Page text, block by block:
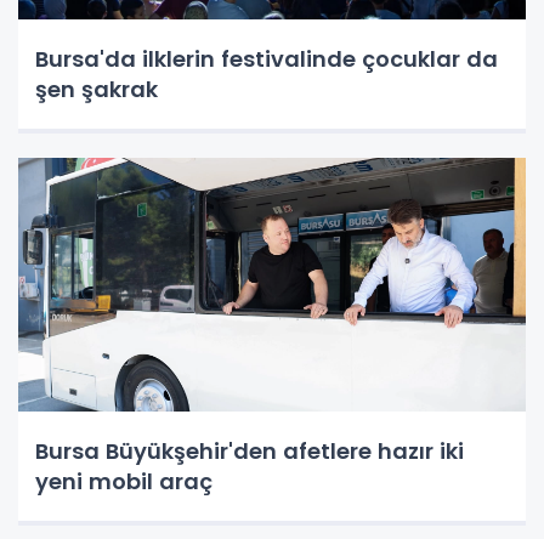
Bursa'da ilklerin festivalinde çocuklar da
şen şakrak
Bursa Büyükşehir'den afetlere hazır iki
yeni mobil araç